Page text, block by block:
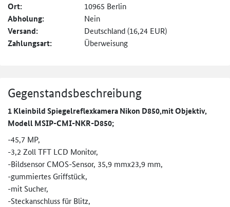
Ort: 10965 Berlin
Abholung: Nein
Versand: Deutschland (16,24 EUR)
Zahlungsart: Überweisung
Gegenstandsbeschreibung
1 Kleinbild Spiegelreflexkamera Nikon D850,mit Objektiv,
Modell MSIP-CMI-NKR-D850;
-45,7 MP,
-3,2 Zoll TFT LCD Monitor,
-Bildsensor CMOS-Sensor, 35,9 mmx23,9 mm,
-gummiertes Griffstück,
-mit Sucher,
-Steckanschluss für Blitz,